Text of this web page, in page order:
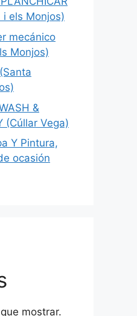
i els Monjos)
mecánico
Monjos)
&
(Cúllar Vega)
Y Pintura,
ocasión
mostrar.